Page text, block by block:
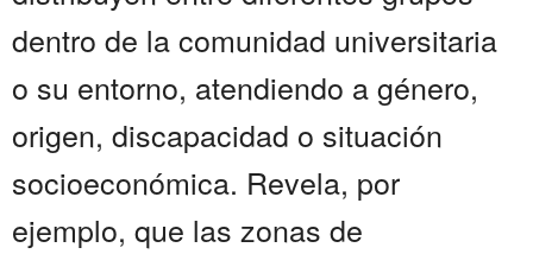
dentro de la comunidad universitaria
o su entorno, atendiendo a género,
origen, discapacidad o situación
socioeconómica. Revela, por
ejemplo, que las zonas de